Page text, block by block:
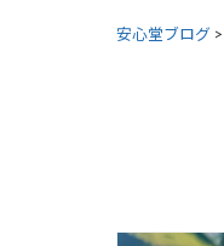
安心堂ブログ >